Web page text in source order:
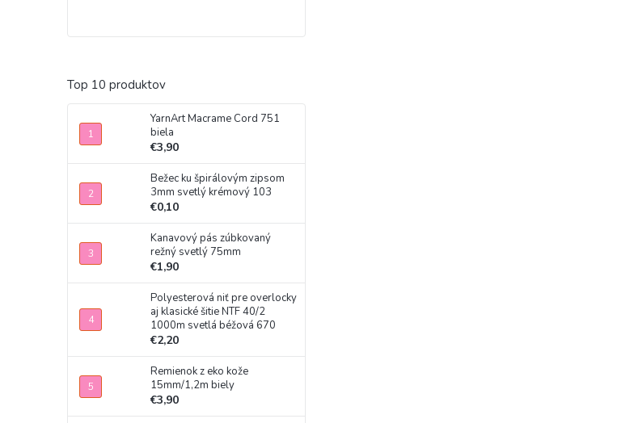
Top 10 produktov
YarnArt Macrame Cord 751
biela
€3,90
Bežec ku špirálovým zipsom
3mm svetlý krémový 103
€0,10
Kanavový pás zúbkovaný
režný svetlý 75mm
€1,90
Polyesterová niť pre overlocky
aj klasické šitie NTF 40/2
1000m svetlá béžová 670
€2,20
Remienok z eko kože
15mm/1,2m biely
€3,90